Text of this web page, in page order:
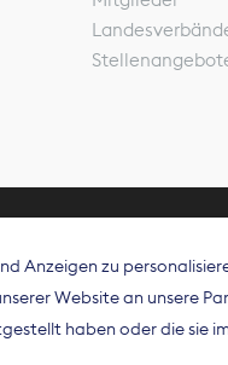
Der
Deutschland
Anzeigen zu
Website an unsere
haben oder die sie